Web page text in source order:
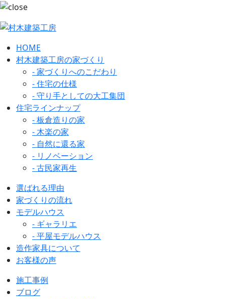
HOME
村木建築工房の家づくり
- 家づくりへのこだわり
- 住宅の仕様
- 守り手としての大工集団
住宅ラインナップ
- 板倉造りの家
- 木楽の家
- 自然に還る家
- リノベーション
- 古民家再生
選ばれる理由
家づくりの流れ
モデルハウス
- ギャラリエ
- 平屋モデルハウス
造作家具について
お客様の声
施工事例
ブログ